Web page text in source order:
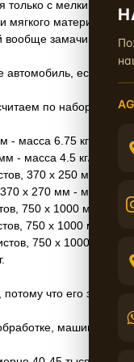
только с мелкими
мягкого материала,
замачиваем
автомобиль, если
по набору
масса 6.75 кг/м² -
- масса 4.5 кг/м² - 7.2
370 х 250 мм -
х 270 мм - масса 3.2
750 х 1000 мм - масса
750 х 1000 мм -
750 х 1000 мм -
что его
машина